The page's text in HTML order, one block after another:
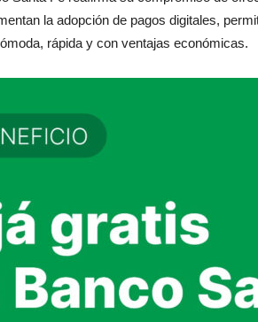
la adopción de pagos digitales,
rápida y con ventajas económicas.